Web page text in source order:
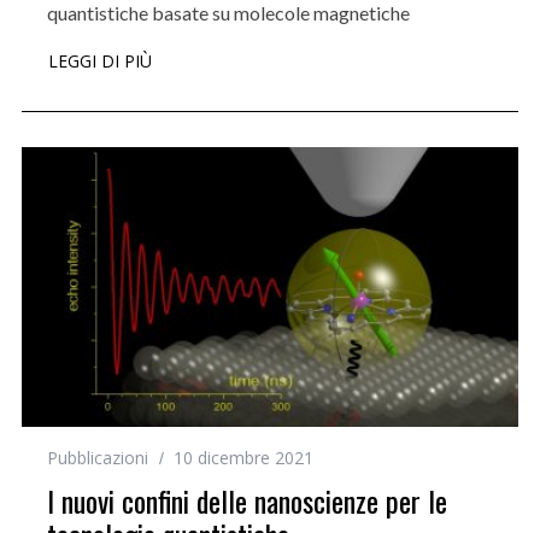
quantistiche basate su molecole magnetiche
LEGGI DI PIÙ
Pubblicazioni 10 dicembre 2021
I nuovi confini delle nanoscienze per le